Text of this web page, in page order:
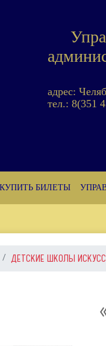
адрес:
тел.: 8(351
КУПИТЬ БИЛЕТЫ
ДЕТСКИЕ ШКОЛЫ